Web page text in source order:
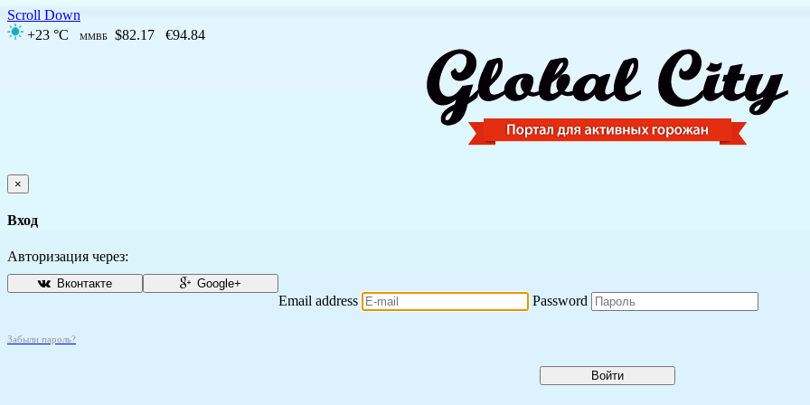
Scroll Down
+23 °C
ММВБ $82.17 €94.84
×
Вход
Авторизация через:
Вконтакте Google+
Email address Password
Забыли пароль?
Войти